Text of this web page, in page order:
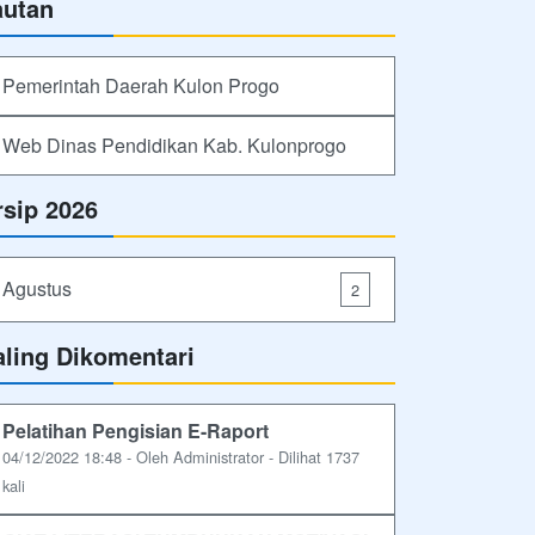
Pemerintah Daerah Kulon Progo
Web Dinas Pendidikan Kab. Kulonprogo
2026
Agustus 2
Dikomentari
Pelatihan Pengisian E-Raport
04/12/2022 18:48 - Oleh Administrator - Dilihat 1737
kali